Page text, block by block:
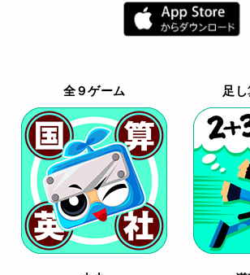
全９ゲーム 足